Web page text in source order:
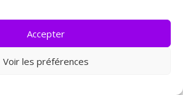
Accepter
Voir les préférences